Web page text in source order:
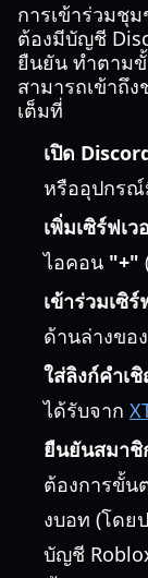
การเข้าร่วมชุ
ต้องมีบัญชี
ยืนยัน ทำตาม
สามารถเข้าถึ
เต็มที่
เปิด
หรืออุปกร
เพิ่มเซิร์ฟเว
ไอคอน "+"
เข้าร่วมเซิร์
ด้านล่างขอ
ใส่ลิงก์คำเ
ได้รับจาก
ยืนยันสมาชิ
ต้องการขั้น
งบอท (โดย
บัญชี